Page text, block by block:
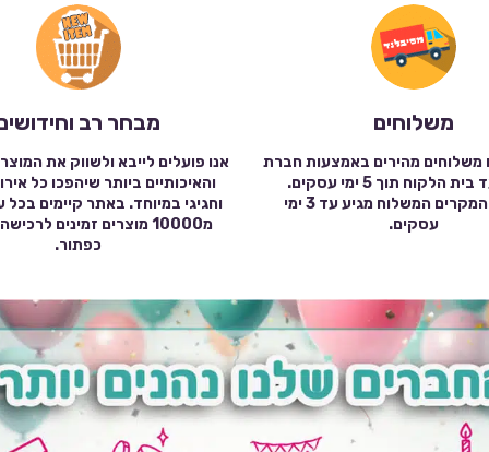
משלוחים
משלוחים מהירים באמצעות חברת
שילוח עד בית הלקוח תוך 5 ימי עסקים.
במרבית המקרים המשלוח מגיע עד 3 ימי
עסקים.
מבחר רב
אנו פועלים לייבא ולשווק את
והאיכותיים ביותר שיהפכו כל
וחגיגי במיוחד. באתר קיימים
מ10000 מוצרים זמינים
כפתור.